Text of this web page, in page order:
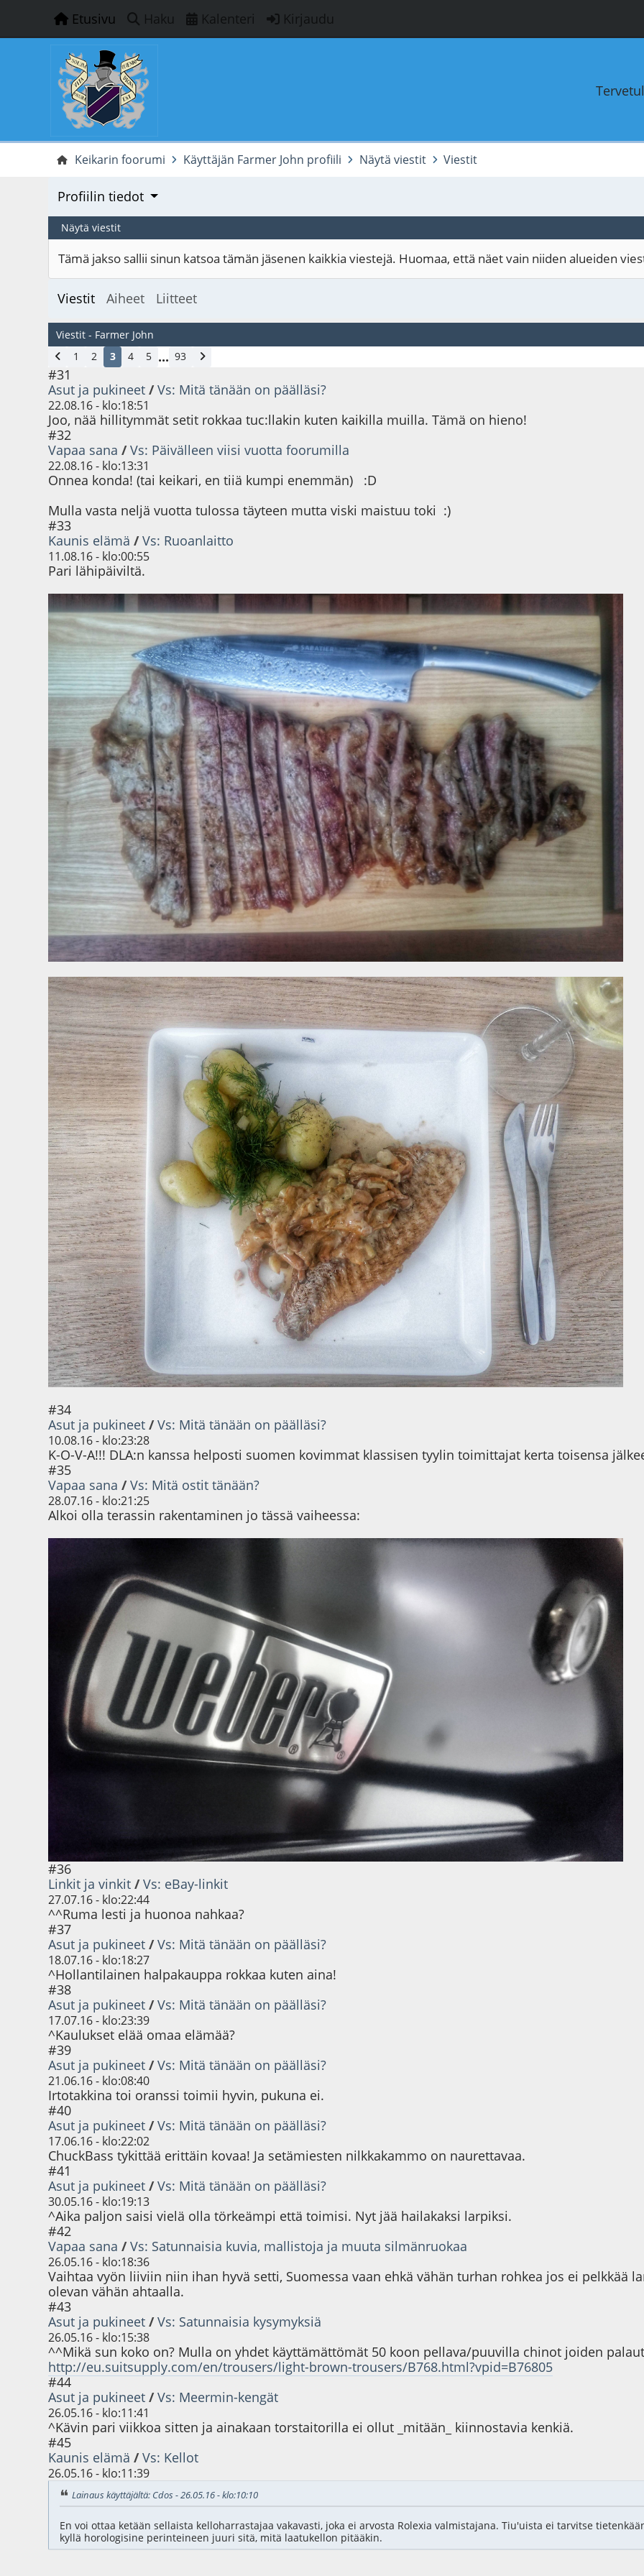
Etusivu Haku Kalenteri Kirjaudu
Keikarin foorumi Käyttäjän Farmer John profiili Näytä viestit Viestit
Profiilin tiedot
Näytä viestit
Tämä jakso sallii sinun katsoa tämän jäsenen kaikkia viestejä. Huomaa, että näet vain niiden alueiden
Viestit Aiheet Liitteet
Viestit - Farmer John
1
2 3 4 5 ... 93
#31
Asut ja pukineet /Vs: Mitä tänään on päälläsi?
22.08.16 - klo:18:51
Joo, nää hillitymmät setit rokkaa tuc:llakin kuten kaikilla muilla. Tämä on hieno!
#32
Vapaa sana /Vs: Päivälleen viisi vuotta foorumilla
22.08.16 - klo:13:31
Onnea konda! (tai keikari, en tiiä kumpi enemmän) :D
Mulla vasta neljä vuotta tulossa täyteen mutta viski maistuu toki :)
#33
Kaunis elämä /Vs: Ruoanlaitto
11.08.16 - klo:00:55
Pari lähipäiviltä.
#34
Asut ja pukineet /Vs: Mitä tänään on päälläsi?
10.08.16 - klo:23:28
K-O-V-A!!! DLA:n kanssa helposti suomen kovimmat klassisen tyylin toimittajat kerta toisensa
#35
Vapaa sana /Vs: Mitä ostit tänään?
28.07.16 - klo:21:25
Alkoi olla terassin rakentaminen jo tässä vaiheessa:
#36
Linkit ja vinkit /Vs: eBay-linkit
27.07.16 - klo:22:44
^^Ruma lesti ja huonoa nahkaa?
#37
Asut ja pukineet /Vs: Mitä tänään on päälläsi?
18.07.16 - klo:18:27
^Hollantilainen halpakauppa rokkaa kuten aina!
#38
Asut ja pukineet /Vs: Mitä tänään on päälläsi?
17.07.16 - klo:23:39
^Kaulukset elää omaa elämää?
#39
Asut ja pukineet /Vs: Mitä tänään on päälläsi?
21.06.16 - klo:08:40
Irtotakkina toi oranssi toimii hyvin, pukuna ei.
#40
Asut ja pukineet /Vs: Mitä tänään on päälläsi?
17.06.16 - klo:22:02
ChuckBass tykittää erittäin kovaa! Ja setämiesten nilkkakammo on naurettavaa.
#41
Asut ja pukineet /Vs: Mitä tänään on päälläsi?
30.05.16 - klo:19:13
^Aika paljon saisi vielä olla törkeämpi että toimisi. Nyt jää hailakaksi larpiksi.
#42
Vapaa sana /Vs: Satunnaisia kuvia, mallistoja ja muuta silmänruokaa
26.05.16 - klo:18:36
Vaihtaa vyön liiviin niin ihan hyvä setti, Suomessa vaan ehkä vähän turhan rohkea jos ei pelkkää
olevan vähän ahtaalla.
#43
Asut ja pukineet /Vs: Satunnaisia kysymyksiä
26.05.16 - klo:15:38
^^Mikä sun koko on? Mulla on yhdet käyttämättömät 50 koon pellava/puuvilla chinot joiden
http://eu.suitsupply.com/en/trousers/light-brown-trousers/B768.html?vpid=B76805
#44
Asut ja pukineet /Vs: Meermin-kengät
26.05.16 - klo:11:41
^Kävin pari viikkoa sitten ja ainakaan torstaitorilla ei ollut _mitään_ kiinnostavia kenkiä.
#45
Kaunis elämä /Vs: Kellot
26.05.16 - klo:11:39
Lainaus käyttäjältä: Cdos - 26.05.16 - klo:10:10
En voi ottaa ketään sellaista kelloharrastajaa vakavasti, joka ei arvosta Rolexia valmistajana. Tiu'uista ei tarvitse
kyllä horologisine perinteineen juuri sitä, mitä laatukellon pitääkin.